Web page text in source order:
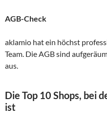
AGB-Check
aklamio hat ein höchst
Team. Die AGB sind
aus.
Die Top 10 Shops, bei
ist